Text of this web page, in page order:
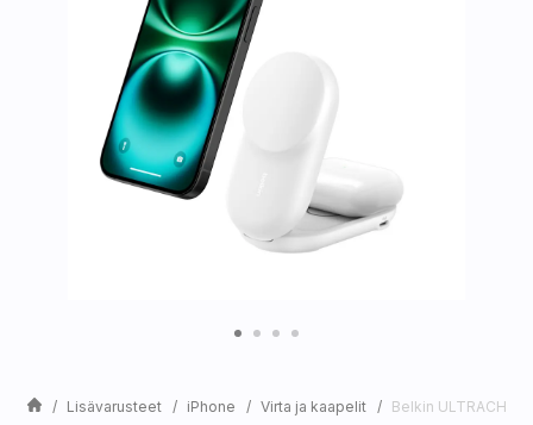
Lisävarusteet iPhone Virta ja kaapelit Belkin